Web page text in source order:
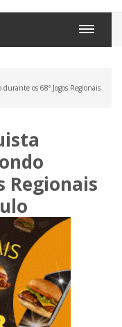
os 68º Jogos Regionais
Regionais